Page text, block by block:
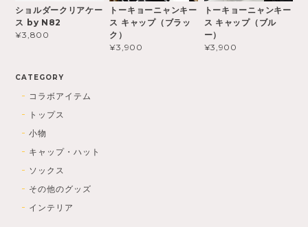
ショルダークリアケー
ス by N82
¥3,800
トーキョーニャンキー
ス キャップ（ブラッ
ク）
¥3,900
トーキョーニャンキー
ス キャップ（ブル
ー）
¥3,900
CATEGORY
コラボアイテム
トップス
小物
キャップ・ハット
ソックス
その他のグッズ
インテリア